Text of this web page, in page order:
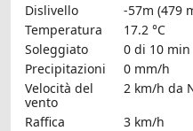
Dislivello
-57m (479
Temperatura
17.2 °C
Soleggiato
0 di 10 min
Precipitazioni
0 mm/h
Velocità del
vento
2 km/h da
Raffica
3 km/h